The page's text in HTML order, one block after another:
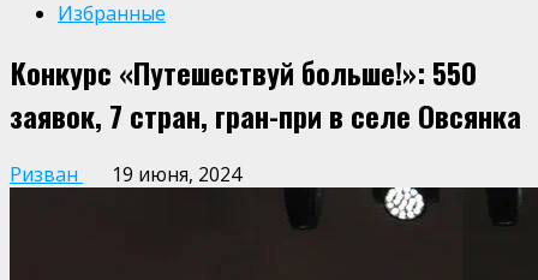
Избранные
Конкурс «Путешествуй больше!»: 550
заявок, 7 стран, гран-при в селе Овсянка
Ризван 19 июня, 2024